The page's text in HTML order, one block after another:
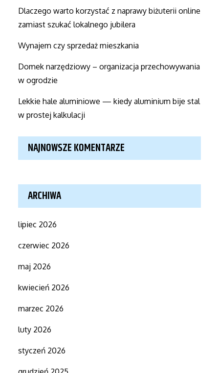
Dlaczego warto korzystać z naprawy biżuterii online
zamiast szukać lokalnego jubilera
Wynajem czy sprzedaż mieszkania
Domek narzędziowy – organizacja przechowywania
w ogrodzie
Lekkie hale aluminiowe — kiedy aluminium bije stal
w prostej kalkulacji
NAJNOWSZE KOMENTARZE
ARCHIWA
lipiec 2026
czerwiec 2026
maj 2026
kwiecień 2026
marzec 2026
luty 2026
styczeń 2026